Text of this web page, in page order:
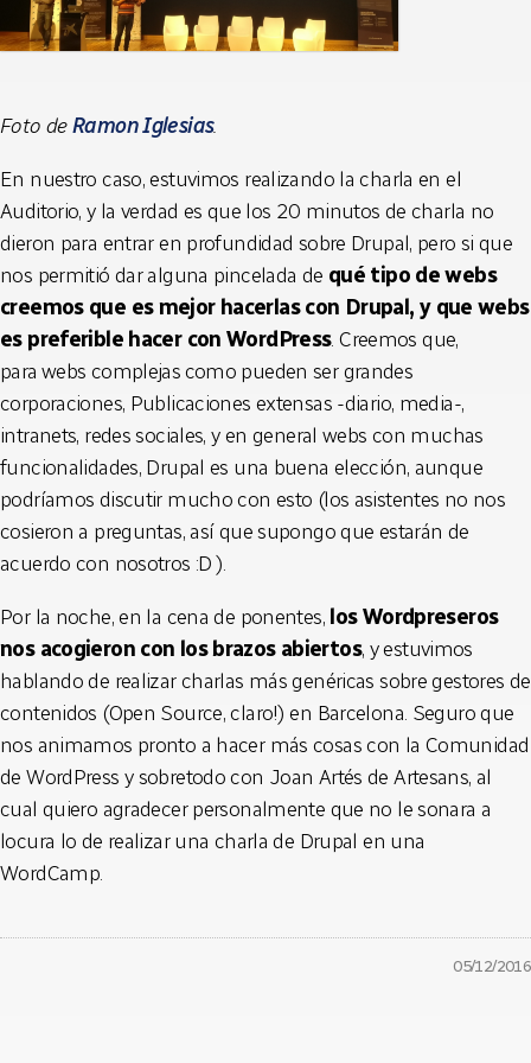
Foto deRamon Iglesias.
En nuestro caso, estuvimos realizando la charla en el
Auditorio, y la verdad es que los 20 minutos de charla no
dieron para entrar en profundidad sobre Drupal, pero si que
nos permitió dar alguna pincelada de qué tipo de webs
creemos que es mejor hacerlas con Drupal, y que webs
es preferible hacer con WordPress. Creemos que,
para webs complejas como pueden ser grandes
corporaciones, Publicaciones extensas -diario, media-,
intranets, redes sociales, y en general webs con muchas
funcionalidades, Drupal es una buena elección, aunque
podríamos discutir mucho con esto (los asistentes no nos
cosieron a preguntas, así que supongo que estarán de
acuerdo con nosotros :D ).
Por la noche, en la cena de ponentes, los Wordpreseros
nos acogieron con los brazos abiertos, y estuvimos
hablando de realizar charlas más genéricas sobre gestores de
contenidos (Open Source, claro!) en Barcelona. Seguro que
nos animamos pronto a hacer más cosas con la Comunidad
de WordPress y sobretodo con Joan Artés de Artesans, al
cual quiero agradecer personalmente que no le sonara a
locura lo de realizar una charla de Drupal en una
WordCamp.
05/12/2016